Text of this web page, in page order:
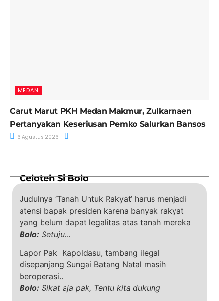
MEDAN
Carut Marut PKH Medan Makmur, Zulkarnaen
Pertanyakan Keseriusan Pemko Salurkan Bansos
6 Agustus 2026
Celoteh Si Bolo
Judulnya ‘Tanah Untuk Rakyat’ harus menjadi
atensi bapak presiden karena banyak rakyat
yang belum dapat legalitas atas tanah mereka
Bolo: Setuju…
Lapor Pak Kapoldasu, tambang ilegal
disepanjang Sungai Batang Natal masih
beroperasi..
Bolo: Sikat aja pak, Tentu kita dukung